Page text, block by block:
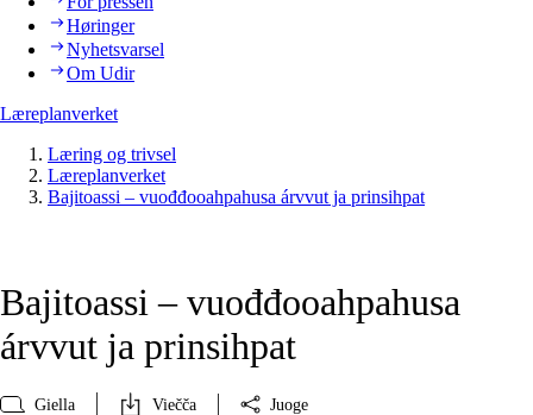
Høringer
Nyhetsvarsel
Om Udir
Læreplanverket
Læring og trivsel
Læreplanverket
Bajitoassi – vuođđooahpahusa árvvut ja prinsihpat
Bajitoassi – vuođđooahpahusa
árvvut ja prinsihpat
Giella Viečča Juoge